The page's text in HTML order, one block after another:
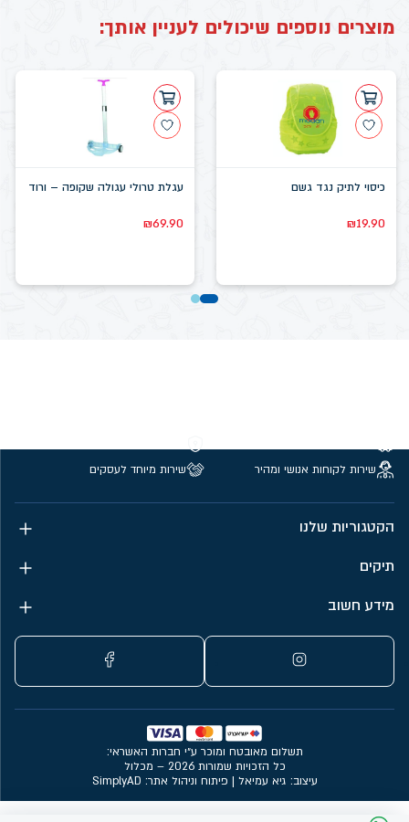
מוצרים נוספים שיכולים לעניין אותך:
כיסוי לתיק נגד גשם
₪19.90
עגלת טרולי עגולה שקופה – ורוד
₪69.90
שירות לקוחות אנושי ומהיר
שירות מיוחד לעסקים
הקטגוריות שלנו
תיקים
מידע חשוב
עיצוב: גיא עמיאל | פיתוח וניהול אתר: SimplyAD
תשלום מאובטח ומוכר ע״י חברות האשראי:
כל הזכויות שמורות 2026 – מכלול